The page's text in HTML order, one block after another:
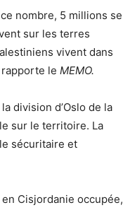
nombre, 5 millions se
sur les terres
vivent dans
rapporte le MEMO.
division d’Oslo de la
sur le territoire. La
sécuritaire et
Cisjordanie occupée,